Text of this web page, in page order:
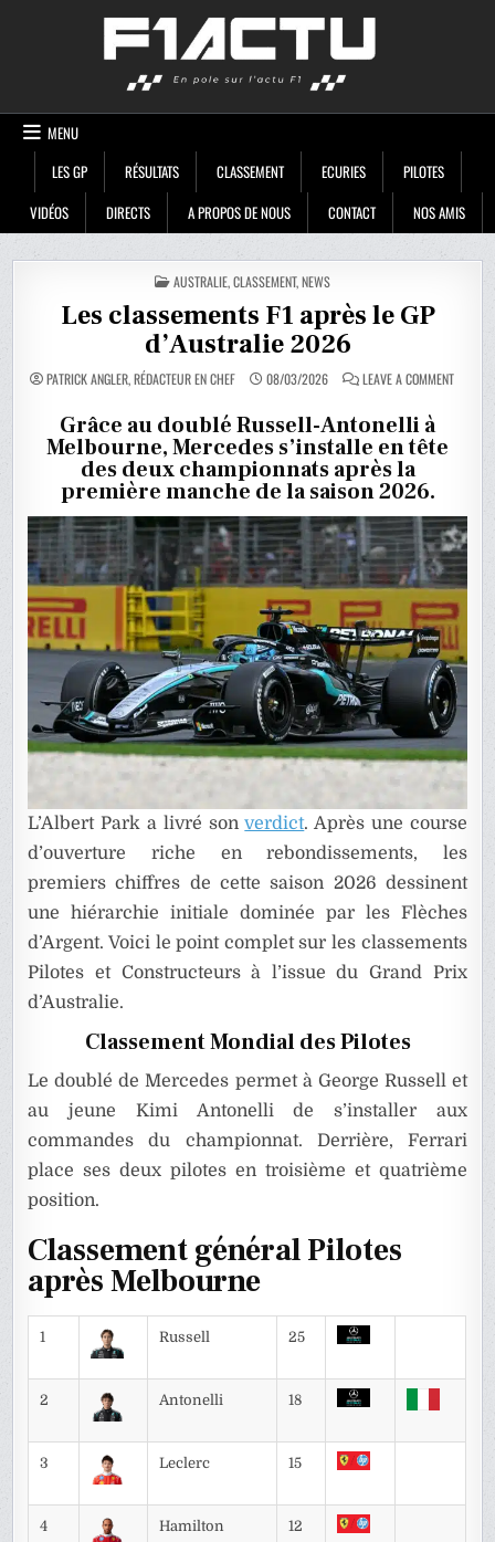
MENU
LES GP
RÉSULTATS CLASSEMENT ECURIES
PILOTES
VIDÉOS
DIRECTS A PROPOS DE NOUS CONTACT NOS AMIS
POSTED
IN
AUSTRALIE,CLASSEMENT,NEWS
Les classements F1 après le GP
d’Australie 2026
PATRICK ANGLER, RÉDACTEUR EN CHEF 08/03/2026 LEAVE A COMMENTON
Grâce au doublé Russell-Antonelli à
Melbourne, Mercedes s’installe en tête
des deux championnats après la
première manche de la saison 2026.
L’Albert Park a livré sonverdict. Après une course
d’ouverture riche en rebondissements, les
premiers chiffres de cette saison 2026 dessinent
une hiérarchie initiale dominée par les Flèches
d’Argent. Voici le point complet sur les classements
Pilotes et Constructeurs à l’issue du Grand Prix
d’Australie.
Classement Mondial des Pilotes
Le doublé de Mercedes permet à George Russell et
au jeune Kimi Antonelli de s’installer aux
commandes du championnat. Derrière, Ferrari
place ses deux pilotes en troisième et quatrième
position.
Classement général Pilotes
après Melbourne
1 Russell 25
2 Antonelli 18
3 Leclerc 15
4 Hamilton 12